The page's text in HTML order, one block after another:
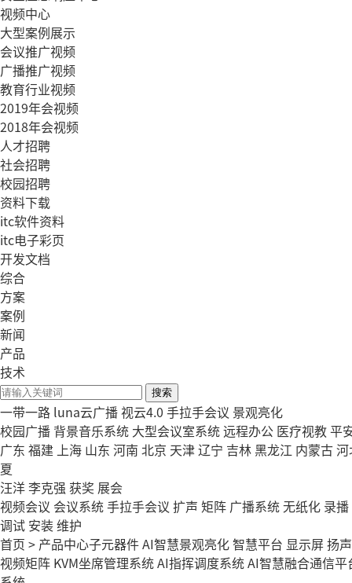
视频中心
大型案例展示
会议推广视频
广播推广视频
教育行业视频
2019年会视频
2018年会视频
人才招聘
社会招聘
校园招聘
资料下载
itc软件资料
itc电子彩页
开发文档
综合
方案
案例
新闻
产品
技术
搜索
一带一路 luna云广播 视云4.0 手拉手会议 景观亮化
校园广播 背景音乐系统 大型会议室系统远程办公 医疗视教平
广东 福建 上海 山东 河南 北京 天津辽宁 吉林黑龙江 内蒙古
夏
汪洋李克强 获奖 展会
视频会议 会议系统手拉手会议 扩声 矩阵 广播系统无纸化 录播
调试 安装维护
首页 > 产品中心子元器件AI智慧景观亮化智慧平台 显示屏扬
视频矩阵 KVM坐席管理系统AI指挥调度系统AI智慧融合通信平